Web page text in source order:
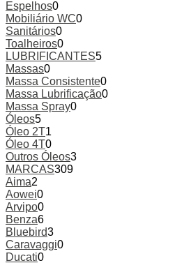
Espelhos0
Mobiliário WC0
Sanitários0
Toalheiros0
LUBRIFICANTES5
Massas0
Massa Consistente0
Massa Lubrificação0
Massa Spray0
Óleos5
Óleo 2T1
Óleo 4T0
Outros Óleos3
MARCAS309
Aima2
Aowei0
Arvipo0
Benza6
Bluebird3
Caravaggi0
Ducati0